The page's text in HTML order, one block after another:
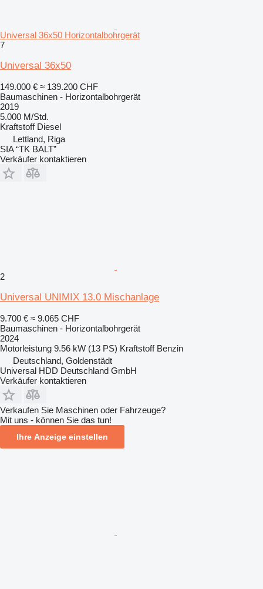
Universal 36x50 Horizontalbohrgerät
7
Universal 36x50
149.000 € ≈ 139.200 CHF
Baumaschinen - Horizontalbohrgerät
2019
5.000 M/Std.
Kraftstoff Diesel
Lettland, Riga
SIA “TK BALT”
Verkäufer kontaktieren
2
Universal UNIMIX 13.0 Mischanlage
9.700 € ≈ 9.065 CHF
Baumaschinen - Horizontalbohrgerät
2024
Motorleistung 9.56 kW (13 PS) Kraftstoff Benzin
Deutschland, Goldenstädt
Universal HDD Deutschland GmbH
Verkäufer kontaktieren
Verkaufen Sie Maschinen oder Fahrzeuge?
Mit uns - können Sie das tun!
Ihre Anzeige einstellen